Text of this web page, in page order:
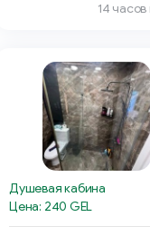
14
Душевая кабина
Цена: 240 GEL